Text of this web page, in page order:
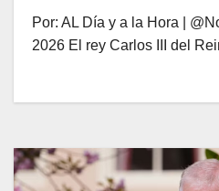
Por: AL Día y a la Hora |
2026 El rey Carlos III del